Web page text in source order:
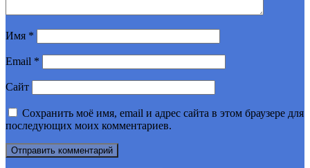
Имя *
Email *
Сайт
Сохранить моё имя, email и адрес сайта в этом браузере для
последующих моих комментариев.